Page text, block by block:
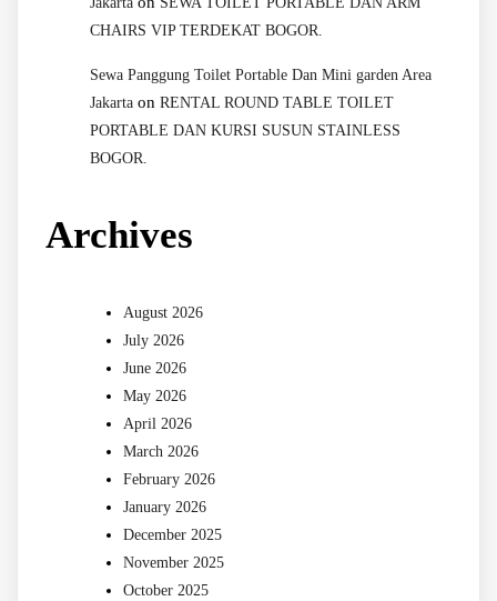
CHAIRS VIP TERDEKAT BOGOR.
Sewa Panggung Toilet Portable Dan Mini garden Area
Jakarta on RENTAL ROUND TABLE TOILET
PORTABLE DAN KURSI SUSUN STAINLESS
BOGOR.
Archives
August 2026
July 2026
June 2026
May 2026
April 2026
March 2026
February 2026
January 2026
December 2025
November 2025
October 2025